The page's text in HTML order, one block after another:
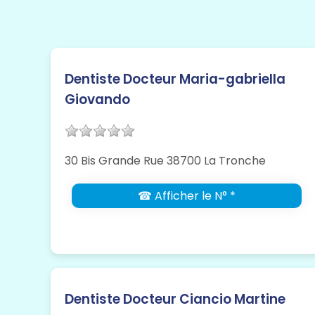
Dentiste Docteur Maria-gabriella
Giovando
30 Bis Grande Rue 38700 La Tronche
☎ Afficher le N° *
Dentiste Docteur Ciancio Martine